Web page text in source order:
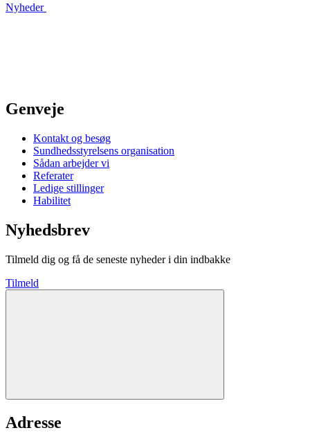
Nyheder
Genveje
Kontakt og besøg
Sundhedsstyrelsens organisation
Sådan arbejder vi
Referater
Ledige stillinger
Habilitet
Nyhedsbrev
Tilmeld dig og få de seneste nyheder i din indbakke
Tilmeld
Adresse